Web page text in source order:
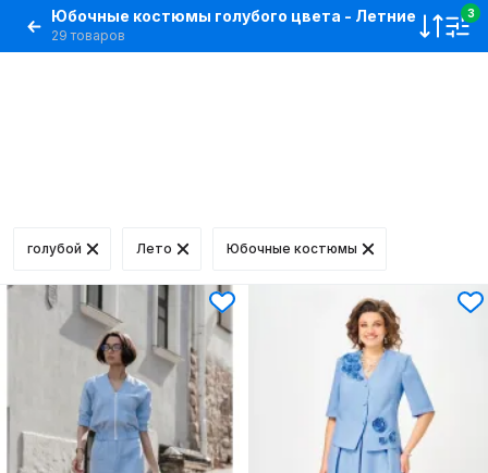
Юбочные костюмы голубого цвета - Летние
29 товаров
3
голубой Лето Юбочные костюмы